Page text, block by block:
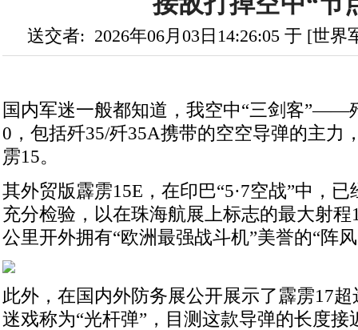
送交者: 2026年06月03日14:26:05 于 [世
国内军迷一般都知道，我空中“三剑客”——
0，包括歼35/歼35A携带的空空导弹的主力
雳15。
其外贸版霹雳15E，在印巴“5·7空战”中，
充分检验，以在珠海航展上标志的最大射程
公里开外拥有“欧洲最强战斗机”美誉的“阵
此外，在国内外防务展公开展示了霹雳17
迷戏称为“光杆弹”，目测这款导弹的长度接